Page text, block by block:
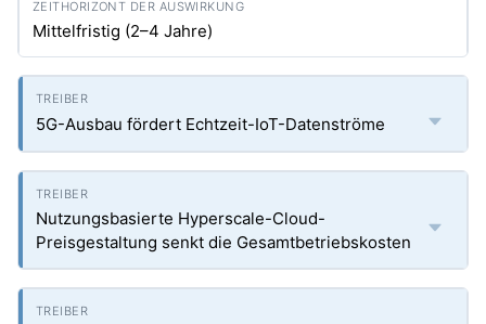
Mittelfristig (2–4 Jahre)
5G-Ausbau fördert Echtzeit-IoT-Datenströme
Nutzungsbasierte Hyperscale-Cloud-
Preisgestaltung senkt die Gesamtbetriebskosten